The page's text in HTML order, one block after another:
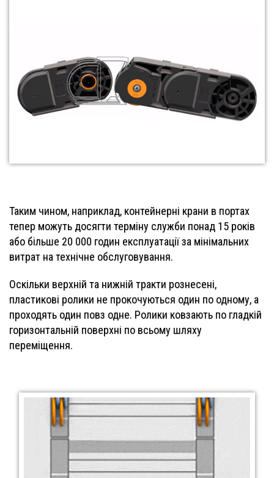
Таким чином, наприклад, контейнерні крани в портах
тепер можуть досягти терміну служби понад 15 років
або більше 20 000 годин експлуатації за мінімальних
витрат на технічне обслуговування.
Оскільки верхній та нижній тракти рознесені,
пластикові ролики не прокочуються один по одному, а
проходять один повз одне. Ролики ковзають по гладкій
горизонтальній поверхні по всьому шляху
переміщення.